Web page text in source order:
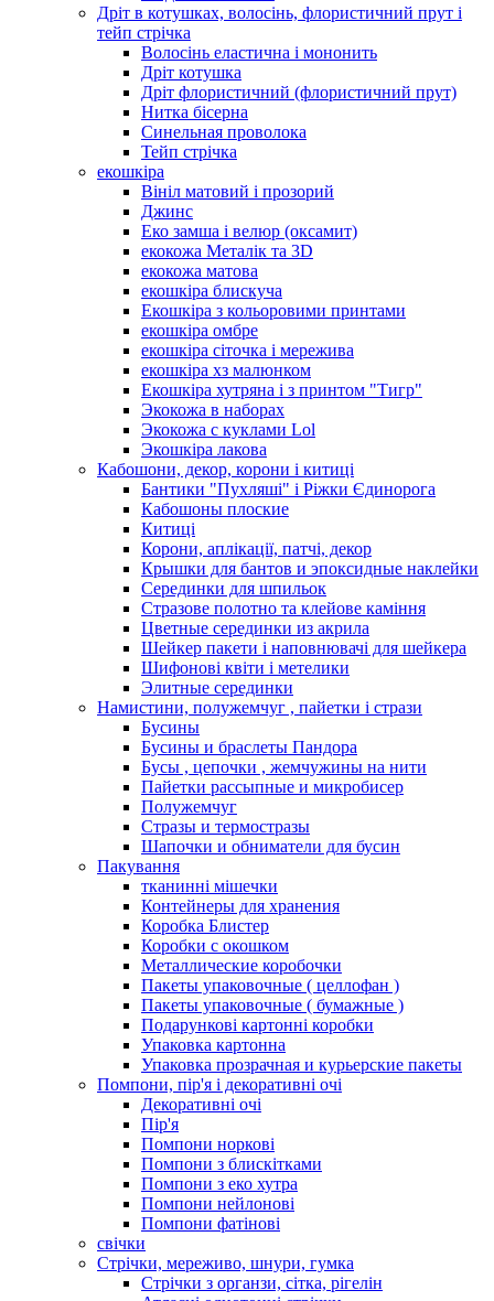
Дріт в котушках, волосінь, флористичний прут і
тейп стрічка
Волосінь еластична і мононить
Дріт котушка
Дріт флористичний (флористичний прут)
Нитка бісерна
Синельная проволока
Тейп стрічка
екошкіра
Вініл матовий і прозорий
Джинс
Еко замша і велюр (оксамит)
екокожа Металік та 3D
екокожа матова
екошкіра блискуча
Екошкіра з кольоровими принтами
екошкіра омбре
екошкіра сіточка і мережива
екошкіра хз малюнком
Екошкіра хутряна і з принтом "Тигр"
Экокожа в наборах
Экокожа с куклами Lol
Экошкiра лакова
Кабошони, декор, корони і китиці
Бантики "Пухляші" і Ріжки Єдинорога
Кабошоны плоские
Китиці
Корони, аплікації, патчі, декор
Крышки для бантов и эпоксидные наклейки
Серединки для шпильок
Стразове полотно та клейове каміння
Цветные серединки из акрила
Шейкер пакети і наповнювачі для шейкера
Шифонові квіти і метелики
Элитные серединки
Намистини, полужемчуг , пайетки і стрази
Бусины
Бусины и браслеты Пандора
Бусы , цепочки , жемчужины на нити
Пайетки рассыпные и микробисер
Полужемчуг
Стразы и термостразы
Шапочки и обниматели для бусин
Пакування
тканинні мішечки
Контейнеры для хранения
Коробка Блистер
Коробки с окошком
Металлические коробочки
Пакеты упаковочные ( целлофан )
Пакеты упаковочные ( бумажные )
Подарункові картонні коробки
Упаковка картонна
Упаковка прозрачная и курьерские пакеты
Помпони, пір'я і декоративні очі
Декоративні очі
Пір'я
Помпони норкові
Помпони з блискітками
Помпони з еко хутра
Помпони нейлонові
Помпони фатінові
свічки
Стрічки, мереживо, шнури, гумка
Стрічки з органзи, сітка, рігелін